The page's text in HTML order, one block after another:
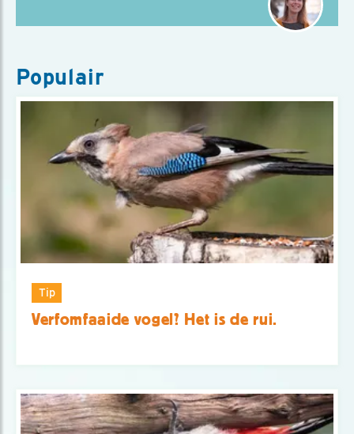
Populair
Tip
Verfomfaaide vogel? Het is de rui.